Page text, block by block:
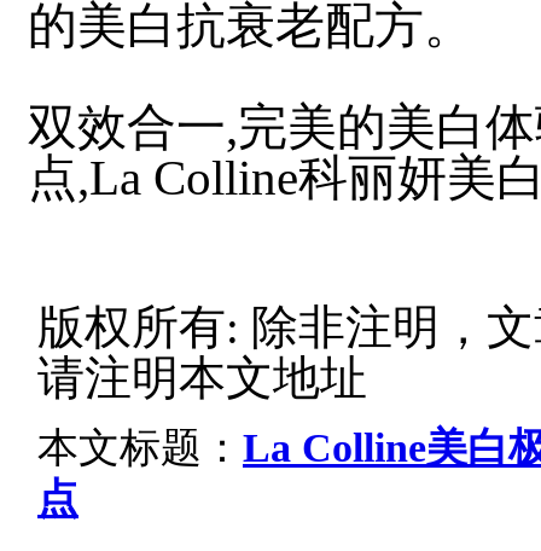
的美白抗衰老配方。
双效合一,完美的美白
点,La Colline科丽妍美
版权所有: 除非注明，
请注明本文地址
本文标题： La Colline美白
点